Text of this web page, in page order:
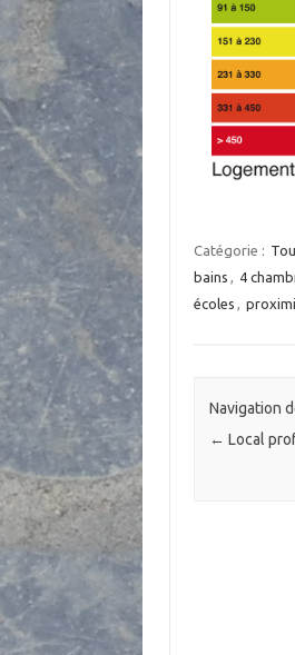
Catégorie :
bains , 4
écoles ,
Navigation
← Local